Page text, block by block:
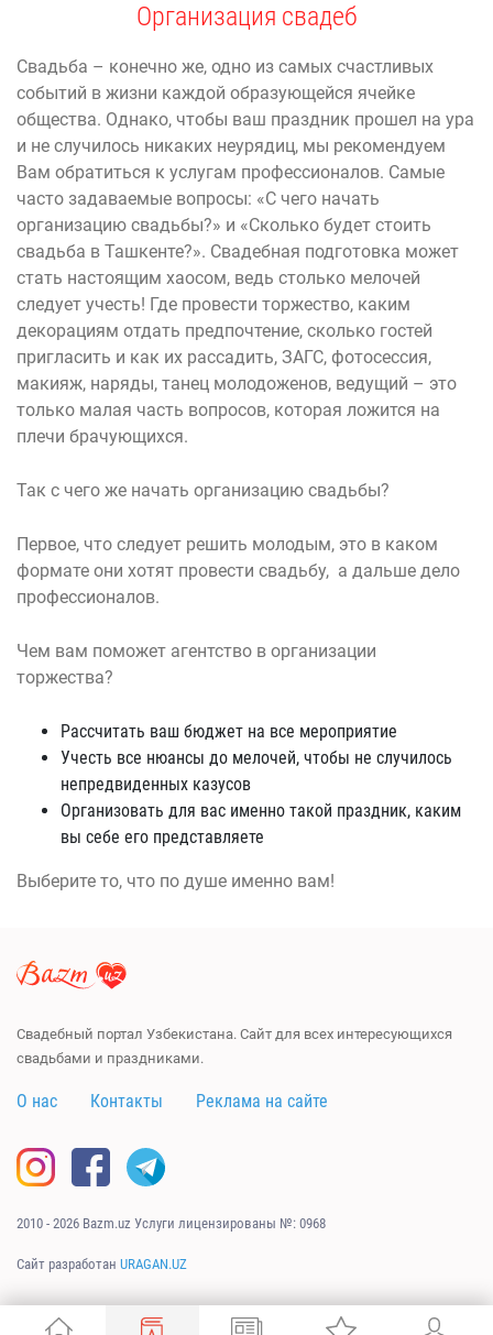
Организация свадеб
Свадьба – конечно же, одно из самых счастливых
событий в жизни каждой образующейся ячейке
общества. Однако, чтобы ваш праздник прошел на ура
и не случилось никаких неурядиц, мы рекомендуем
Вам обратиться к услугам профессионалов. Самые
часто задаваемые вопросы: «С чего начать
организацию свадьбы?» и «Сколько будет стоить
свадьба в Ташкенте?». Свадебная подготовка может
стать настоящим хаосом, ведь столько мелочей
следует учесть! Где провести торжество, каким
декорациям отдать предпочтение, сколько гостей
пригласить и как их рассадить, ЗАГС, фотосессия,
макияж, наряды, танец молодоженов, ведущий – это
только малая часть вопросов, которая ложится на
плечи брачующихся.
Так с чего же начать организацию свадьбы?
Первое, что следует решить молодым, это в каком
формате они хотят провести свадьбу, а дальше дело
профессионалов.
Чем вам поможет агентство в организации
торжества?
Рассчитать ваш бюджет на все мероприятие
Учесть все нюансы до мелочей, чтобы не случилось
непредвиденных казусов
Организовать для вас именно такой праздник, каким
вы себе его представляете
Выберите то, что по душе именно вам!
Свадебный портал Узбекистана. Сайт для всех интересующихся
свадьбами и праздниками.
О нас Контакты Реклама на сайте
2010 - 2026 Bazm.uz Услуги лицензированы №: 0968
Сайт разработан URAGAN.UZ